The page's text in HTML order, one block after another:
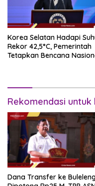
Korea Selatan Hadapi
Rekor 42,5°C, Pemerintah
Tetapkan Bencana
Rekomendasi untuk
Dana Transfer ke